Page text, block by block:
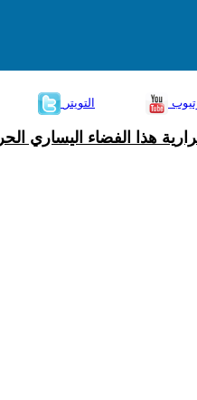
التويتر
هذا الفضاء اليساري الحر